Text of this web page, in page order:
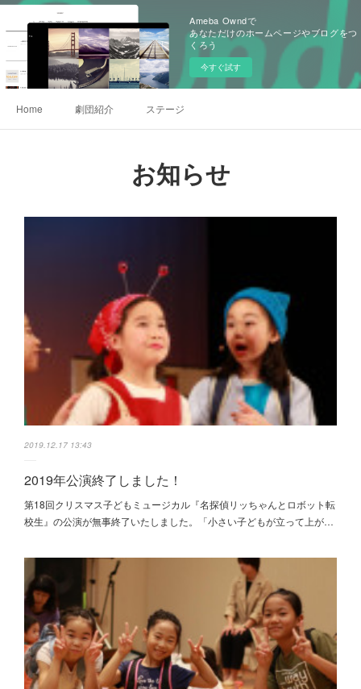
Ameba Owndで
あなただけのホームページやブログをつ
くろう
今すぐ試す
Home 劇団紹介 ステージ
お知らせ
2019.12.17 13:43
2019年公演終了しました！
第18回クリスマス子どもミュージカル『名探偵リッちゃんとロボット転
校生』の公演が無事終了いたしました。「小さい子どもが立って上が…